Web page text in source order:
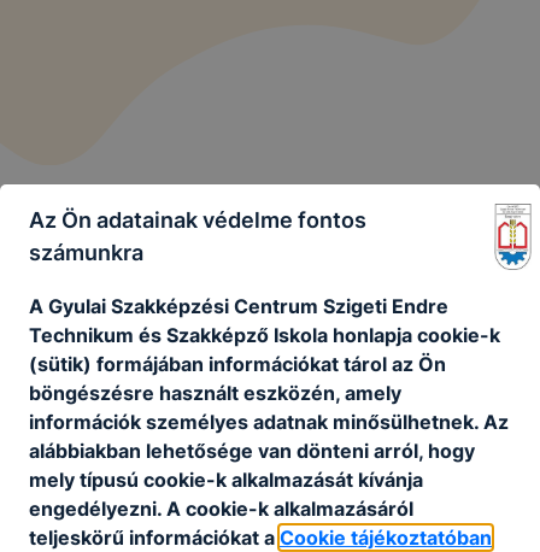
Gyulai SZC Szigeti Endre Technikum és
Szakképző Iskola
Telefon: +36-66-218-909
Az Ön adatainak védelme fontos
számunkra
A Gyulai Szakképzési Centrum Szigeti Endre
Technikum és Szakképző Iskola honlapja cookie-k
(sütik) formájában információkat tárol az Ön
böngészésre használt eszközén, amely
információk személyes adatnak minősülhetnek. Az
alábbiakban lehetősége van dönteni arról, hogy
mely típusú cookie-k alkalmazását kívánja
engedélyezni. A cookie-k alkalmazásáról
teljeskörű információkat a Cookie tájékoztatóban